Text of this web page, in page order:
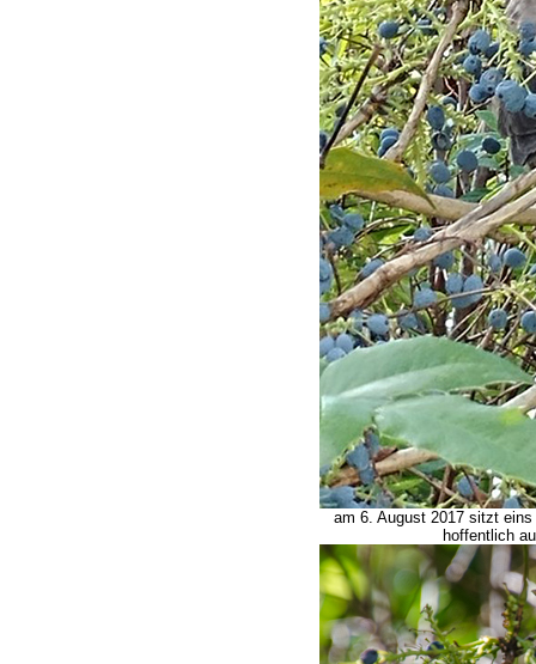
am 6. August 2017 sitzt
hoffentlich